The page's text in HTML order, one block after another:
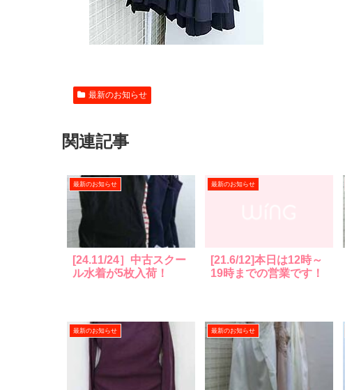
最新のお知らせ
関連記事
最新のお知らせ
[24.11/24］中古スクー
ル水着が5枚入荷！
最新のお知らせ
[21.6/12]本日は12時～
19時までの営業です！
最新のお知らせ 最新のお知らせ